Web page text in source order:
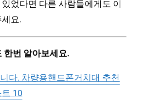
었다면 다른 사람들에게도 이
요.
번 알아보세요.
다. 차량용핸드폰거치대 추천
10